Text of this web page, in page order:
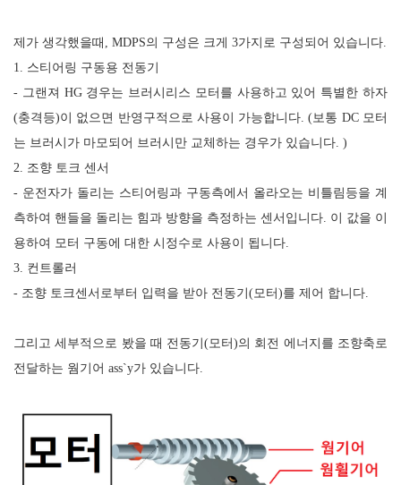
제가 생각했을때, MDPS의 구성은 크게 3가지로 구성되어 있습니다.
1. 스티어링 구동용 전동기
- 그랜져 HG 경우는 브러시리스 모터를 사용하고 있어 특별한 하자
(충격등)이 없으면 반영구적으로 사용이 가능합니다. (보통 DC 모터
는 브러시가 마모되어 브러시만 교체하는 경우가 있습니다. )
2. 조향 토크 센서
- 운전자가 돌리는 스티어링과 구동측에서 올라오는 비틀림등을 계
측하여 핸들을 돌리는 힘과 방향을 측정하는 센서입니다. 이 값을 이
용하여 모터 구동에 대한 시정수로 사용이 됩니다.
3. 컨트롤러
- 조향 토크센서로부터 입력을 받아 전동기 (모터 )를 제어 합니다.
그리고 세부적으로 봤을 때 전동기(모터)의 회전 에너지를 조향축로
전달하는 웜기어 ass`y가 있습니다.